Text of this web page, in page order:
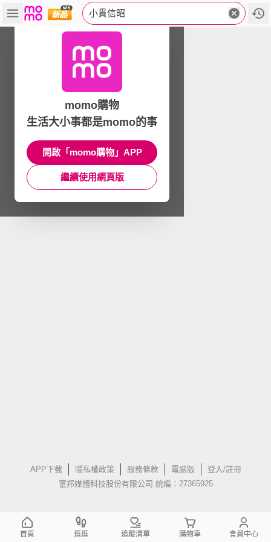
小貫信昭
APP下載 隱私權政策 服務條款 電腦版
登入/註冊
富邦媒體科技股份有限公司 統編：27365925
momo購物
生活大小事都是momo的事
開啟「momo購物」APP
繼續使用網頁版
首頁 逛逛 追蹤清單 購物車 會員中心